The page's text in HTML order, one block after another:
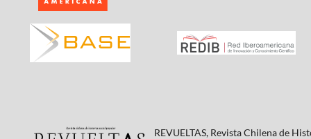
REVUELTAS, Revista Chilena de